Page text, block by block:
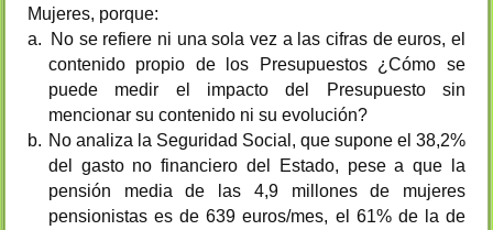
Mujeres, porque:
a.
No se refiere ni una sola vez a las cifras de euros, el
contenido propio de los Presupuestos ¿Cómo se
puede medir el impacto del Presupuesto sin
mencionar su contenido ni su evolución?
b. No analiza la Seguridad Social, que supone el 38,2%
del gasto no financiero del Estado, pese a que la
pensión media de las 4,9 millones de mujeres
pensionistas es de 639 euros/mes, el 61% de la de